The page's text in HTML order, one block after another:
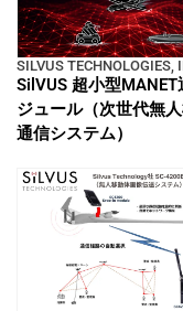
SILVUS TECHNOLOGIES,
SilVUS 超小型MANET
ジュール（次世代無
通信システム）